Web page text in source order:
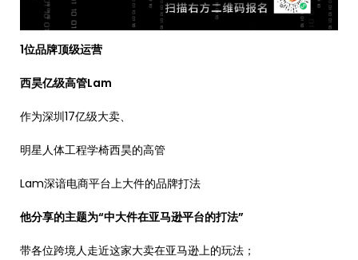
1位品牌顶级运营
西昊亿级高管Lam
作为深圳17亿级大卖、
明星人体工程学椅西昊的高管
Lam深谙电商平台上大件的品牌打法
他分享的主题为“中大件在亚马逊平台的打法”
带各位跨境人走近这家大卖在亚马逊上的玩法；